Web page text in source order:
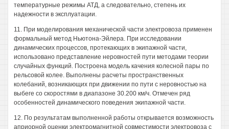
температурные режимы АТД, а следовательно, степень их
надежности в эксплуатации.
11. При моделирования механической части электровоза применен
формальный метод Ньютона-Эйлера. При исследовании
динамических процессов, протекающих в экипажной части,
использовано представление неровностей пути методами теории
случайных функций. Построена модель качения колесной пары по
рельсовой колее. Выполнены расчеты пространственных
колебаний, возникающих при движении по пути с неровностью на
выбеге со скоростями в диапазоне 30.200 км/ч. Отмечен ряд
особенностей динамического поведения экипажной части.
12. По результатам выполненной работы открывается возможность
априорной оценки электромагнитной совместимости электровоза с